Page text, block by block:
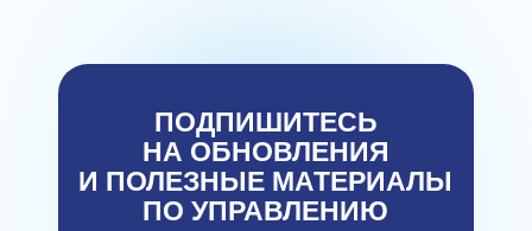
ПОДПИШИТЕСЬ
НА ОБНОВЛЕНИЯ
И ПОЛЕЗНЫЕ МАТЕРИАЛЫ
ПО УПРАВЛЕНИЮ